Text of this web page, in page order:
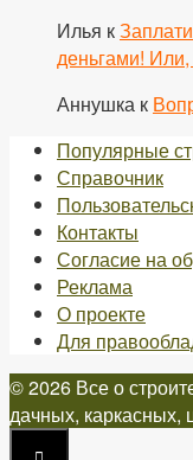
Илья к
деньгами!
Аннушка к
Популярные
Справочник
Контакты
Согласие на
Реклама
О проекте
Для
© 2026 Все о
дачных, каркасных,